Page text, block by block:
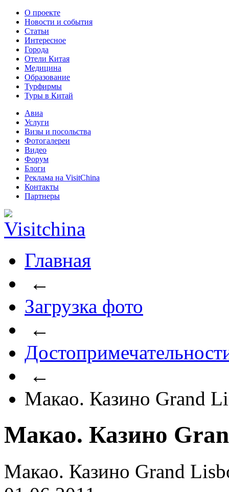
О проекте
Новости и события
Статьи
Интересное
Города
Отели Китая
Медицина
Образование
Турфирмы
Туры в Китай
Авиа
Услуги
Визы и посольства
Фотогалереи
Видео
Форум
Блоги
Реклама на VisitChina
Контакты
Партнеры
Главная
←
Загрузка фото
←
←
Макао. Казино Grand
Макао. Казино
Макао. Казино Grand